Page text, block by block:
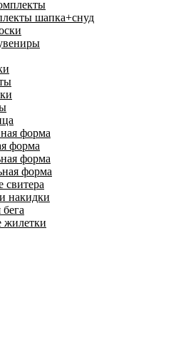
шапка+снуд
форма
форма
форма
форма
свитера
накидки
жилетки